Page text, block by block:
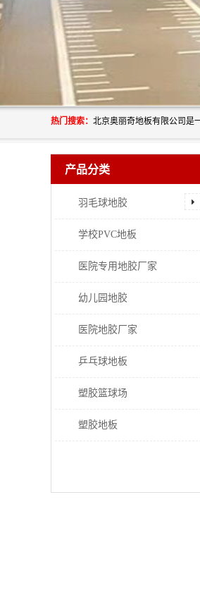
热门搜索：
产品分类
羽毛球地胶
学校PVC地板
医院专用地胶厂家
幼儿园地胶
医院地胶厂家
乒乓球地板
塑胶篮球场
塑胶地板